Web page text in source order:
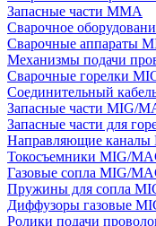
Запасные части MMA
Сварочное
Сварочные аппараты
Механизмы подачи
Сварочные горелки
Соединительный
Запасные части MIG/
Запасные части для
Направляющие каналы
Токосъемники MIG/
Газовые сопла MIG/
Пружины для сопла
Диффузоры газовые
Ролики подачи